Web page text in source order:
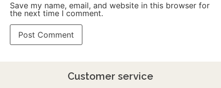
Save my name, email, and website in this browser for
the next time I comment.
Customer service